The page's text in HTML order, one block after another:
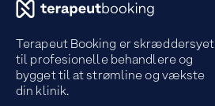
Terapeut Booking er skræddersyet
til profesionelle behandlere og
bygget til at strømline og vækste
din klinik.